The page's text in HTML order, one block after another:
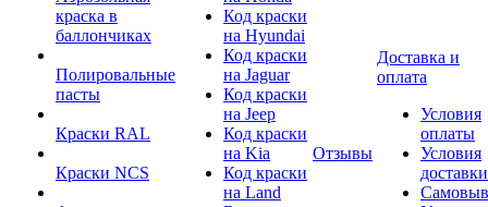
краска в
баллончиках
Полировальные
пасты
Краски RAL
Краски NCS
Код краски
на Hyundai
Код краски
на Jaguar
Код краски
на Jeep
Код краски
на Kia
Код краски
на Land
Отзывы
Доставка и
оплата
Условия
оплаты
Условия
доставки